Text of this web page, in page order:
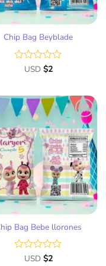
Chip Bag Beyblade
Valorado
de
USD $2
Añadir
a la
lista
de
deseos
Bag Bebe llorones
Valorado
USD $2